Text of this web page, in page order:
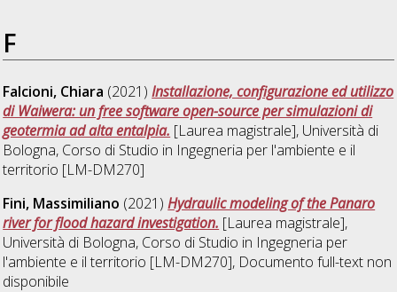
F
Falcioni, Chiara (2021)Installazione, configurazione ed utilizzo
di Waiwera: un free software open-source per simulazioni di
geotermia ad alta entalpia. [Laurea magistrale], Università di
Bologna, Corso di Studio in Ingegneria per l'ambiente e il
territorio [LM-DM270]
Fini, Massimiliano (2021)Hydraulic modeling of the Panaro
river for flood hazard investigation. [Laurea magistrale],
Università di Bologna, Corso di Studio in Ingegneria per
l'ambiente e il territorio [LM-DM270], Documento full-text non
disponibile